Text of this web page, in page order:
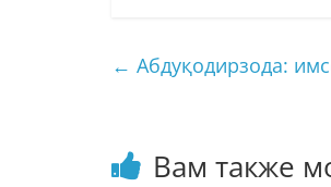
← Абдуқодирзода:
Вам также